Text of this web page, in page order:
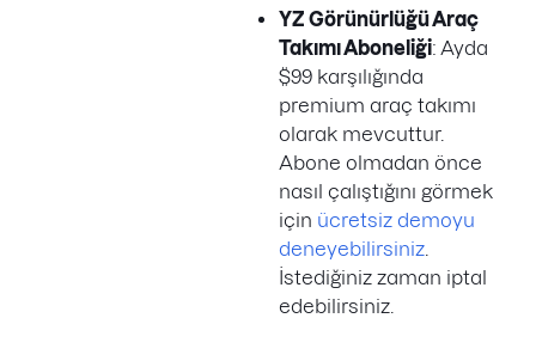
YZ Görünürlüğü Araç
Takımı Aboneliği: Ayda
$99 karşılığında
premium araç takımı
olarak mevcuttur.
Abone olmadan önce
nasıl çalıştığını görmek
için ücretsiz demoyu
deneyebilirsiniz
İstediğiniz zaman iptal
edebilirsiniz.